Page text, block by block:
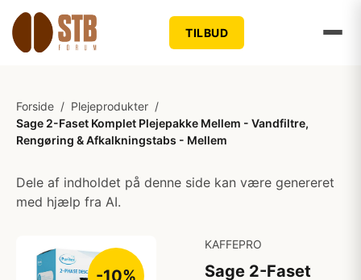
TILBUD
Forside / Plejeprodukter /
Sage 2-Faset Komplet Plejepakke Mellem - Vandfiltre,
Rengøring & Afkalkningstabs - Mellem
Dele af indholdet på denne side kan være genereret
med hjælp fra AI.
-10%
KAFFEPRO
Sage 2-Faset